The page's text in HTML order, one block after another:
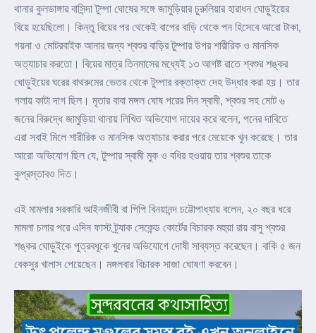
থানার কুলডাঙ্গার বাসিন্দা টুম্পা ঘোষের সঙ্গে জামুড়িয়ার চুরুলিয়ার হারাধন ঘোড়ুইয়ের
বিয়ে হয়েছিলো। কিন্তু বিয়ের পর থেকেই বাপের বাড়ি থেকে পন হিসেবে আরো টাকা,
গয়না ও মোটরবাইক আনার জন্য শ্বশুর বাড়ির টুম্পার উপর শারীরিক ও মানসিক
অত্যাচার করতো। বিয়ের মাত্র তিনমাসের মধ্যেই ১৩ আগষ্ট রাতে শ্বশুর শঙ্কর
ঘোড়ুইয়ের ঘরের বাথরুমের ভেতর থেকে টুম্পার রক্তাক্ত দেহ উদ্ধার করা হয়। তার
গলায় কাটা দাগ ছিল। মৃতার বাবা মঙ্গল ঘোষ পরের দিন স্বামী, শ্বশুর সহ মোট ৬
জনের বিরুদ্ধে জামুড়িয়া থানায় লিখিত অভিযোগ দায়ের করে বলেন, পনের দাবিতে
এরা সবাই মিলে শারীরিক ও মানসিক অত্যাচার করার পরে মেয়েকে খুন করেছে। তার
আরো অভিযোগ ছিল যে, টুম্পার স্বামী মুক ও বধির হওয়ায় তার শ্বশুর তাকে
কুপ্রস্তাবও দিত।
এই মামলার সরকারি আইনজীবী বা পিপি বিনয়ানন্দ চট্টোপাধ্যায় বলেন, ২০ বছর ধরে
মামলা চলার পরে এদিন ফাস্ট ট্র্যাক সেকেন্ড কোর্টের বিচারক মহুয়া রায় বাসু শ্বশুর
শঙ্কর ঘোড়ুইকে পুত্রবধূকে খুনের অভিযোগে দোষী সাব্যস্ত করেছেন। বাকি ৫ জন
বেকসুর খালাস পেয়েছেন। মঙ্গলবার বিচারক সাজা ঘোষণা করবেন।